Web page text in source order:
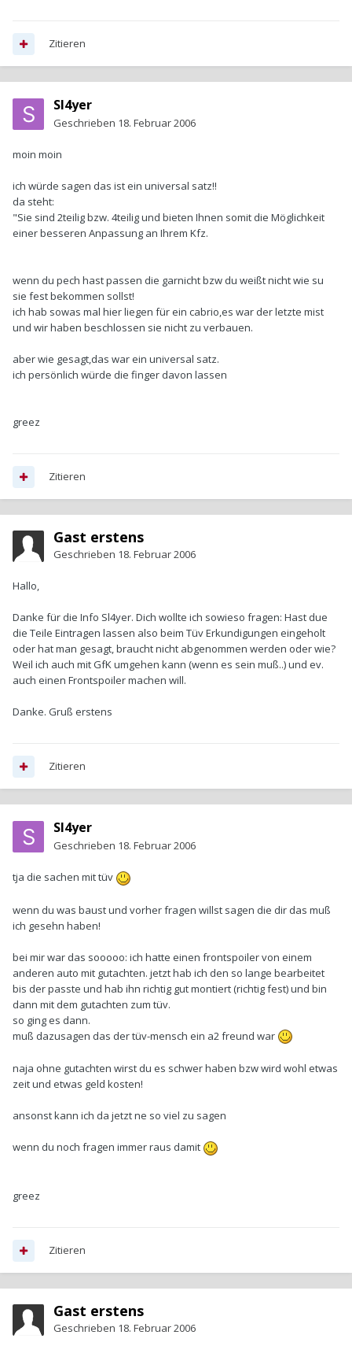
Zitieren
Sl4yer
Geschrieben 18. Februar 2006
moin moin
ich würde sagen das ist ein universal satz!!
da steht:
"Sie sind 2teilig bzw. 4teilig und bieten Ihnen somit die Möglichkeit
einer besseren Anpassung an Ihrem Kfz.
wenn du pech hast passen die garnicht bzw du weißt nicht wie su
sie fest bekommen sollst!
ich hab sowas mal hier liegen für ein cabrio,es war der letzte mist
und wir haben beschlossen sie nicht zu verbauen.
aber wie gesagt,das war ein universal satz.
ich persönlich würde die finger davon lassen
greez
Zitieren
Gast erstens
Geschrieben 18. Februar 2006
Hallo,
Danke für die Info Sl4yer. Dich wollte ich sowieso fragen: Hast due
die Teile Eintragen lassen also beim Tüv Erkundigungen eingeholt
oder hat man gesagt, braucht nicht abgenommen werden oder wie?
Weil ich auch mit GfK umgehen kann (wenn es sein muß..) und ev.
auch einen Frontspoiler machen will.
Danke. Gruß erstens
Zitieren
Sl4yer
Geschrieben 18. Februar 2006
tja die sachen mit tüv
wenn du was baust und vorher fragen willst sagen die dir das muß
ich gesehn haben!
bei mir war das sooooo: ich hatte einen frontspoiler von einem
anderen auto mit gutachten. jetzt hab ich den so lange bearbeitet
bis der passte und hab ihn richtig gut montiert (richtig fest) und bin
dann mit dem gutachten zum tüv.
so ging es dann.
muß dazusagen das der tüv-mensch ein a2 freund war
naja ohne gutachten wirst du es schwer haben bzw wird wohl etwas
zeit und etwas geld kosten!
ansonst kann ich da jetzt ne so viel zu sagen
wenn du noch fragen immer raus damit
greez
Zitieren
Gast erstens
Geschrieben 18. Februar 2006